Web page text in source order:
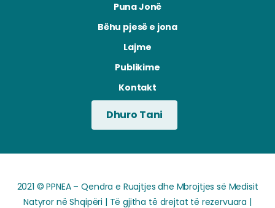
Puna Jonë
Bëhu pjesë e jona
Lajme
Publikime
Kontakt
Dhuro Tani
2021 © PPNEA – Qendra e Ruajtjes dhe Mbrojtjes së Medisit
Natyror në Shqipëri | Të gjitha të drejtat të rezervuara |